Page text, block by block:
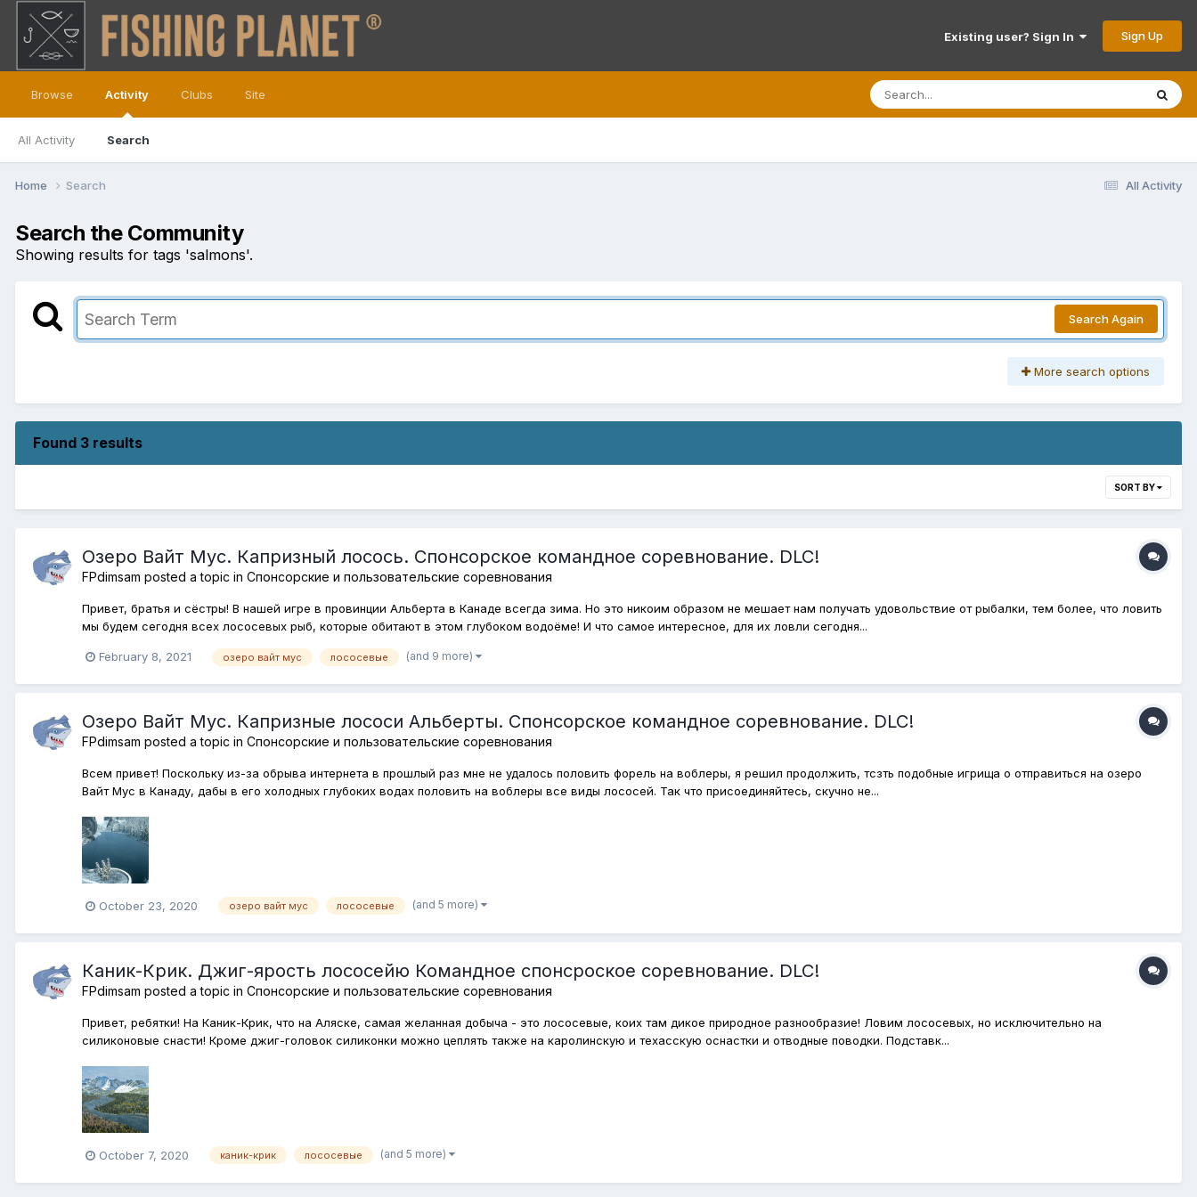
Existing user? Sign In Sign Up
Browse Activity
All Activity Search
Clubs Site
All Activity
Home Search
Search the Community
Showing results for tags 'salmons'.
Search Again
More search options
Found 3 results
SORT BY
Озеро Вайт Мус. Капризный лосось. Спонсорское командное соревнование. DLC!
FPdimsam posted a topic in Спонсорские и пользовательские соревнования
Привет, братья и сёстры! В нашей игре в провинции Альберта в Канаде всегда зима. Но это никоим образом не мешает нам получать удовольствие от рыбалки, тем более, что ловить
мы будем сегодня всех лососевых рыб, которые обитают в этом глубоком водоёме! И что самое интересное, для их ловли сегодня...
February 8, 2021 озеро вайт мус лососевые (and 9 more)
Озеро Вайт Мус. Капризные лососи Альберты. Спонсорское командное соревнование. DLC!
FPdimsam posted a topic in Спонсорские и пользовательские соревнования
Всем привет! Поскольку из-за обрыва интернета в прошлый раз мне не удалось половить форель на воблеры, я решил продолжить, тсзть подобные игрища о отправиться на озеро
Вайт Мус в Канаду, дабы в его холодных глубоких водах половить на воблеры все виды лососей. Так что присоединяйтесь, скучно не...
October 23, 2020 озеро вайт мус лососевые (and 5 more)
Каник-Крик. Джиг-ярость лососейю Командное спонсроское соревнование. DLC!
FPdimsam posted a topic in Спонсорские и пользовательские соревнования
Привет, ребятки! На Каник-Крик, что на Аляске, самая желанная добыча - это лососевые, коих там дикое природное разнообразие! Ловим лососевых, но исключительно на
силиконовые снасти! Кроме джиг-головок силиконки можно цеплять также на каролинскую и техасскую оснастки и отводные поводки. Подставк...
October 7, 2020 каник-крик лососевые (and 5 more)